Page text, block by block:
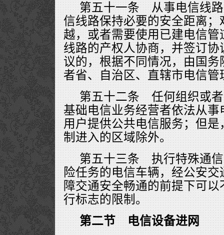
第五十一条 从事电信线
信线路保持必要的安全距离
越，或者需要使用已建电信
线路的产权人协商，并签订
议的，根据不同情况，由国
者省、自治区、直辖市电信
第五十二条 任何组织或
基础电信业务经营者依法从
用户提供公共电信服务；但
制进入的区域除外。
第五十三条 执行特殊通
险任务的电信车辆，经公安
障交通安全畅通的前提下可
行标志的限制。
第二节 电信设备进网